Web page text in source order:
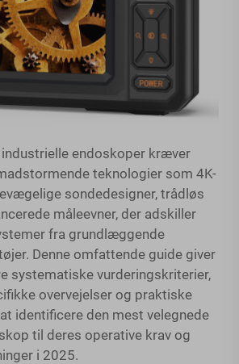
endoskoper kræver
teknologier som 4K-
sondedesigner, trådløs
måleevner, der adskiller
fra grundlæggende
Denne omfattende guide giver
systematiske vurderingskriterier,
overvejelser og praktiske
identificere den mest velegnede
til deres operative krav og
i 2025.